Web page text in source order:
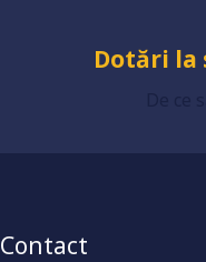
Dotări
Contact